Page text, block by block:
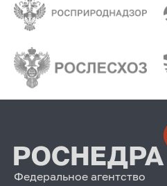
Федеральное агентство